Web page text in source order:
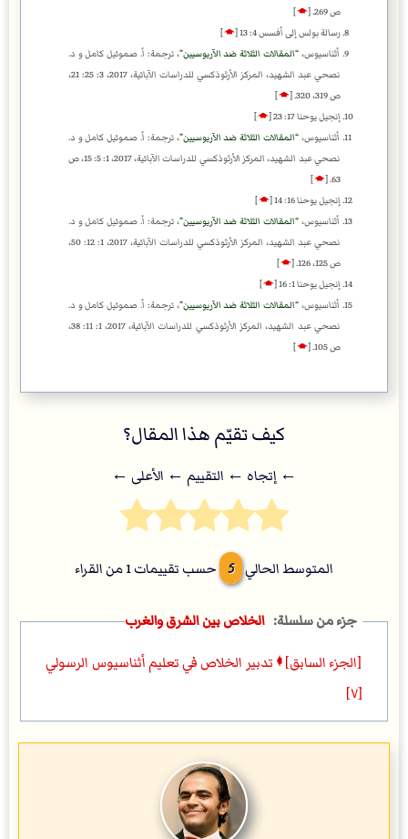
ص 269.
[
🡁
]
رسالة بولس إلى أفسس 4: 13
[
🡁
]
أثناسيوس، المقالات الثلاثة ضد الآريوسيين ، ترجمة: أ. صموئيل كامل و د.
نصحي عبد الشهيد، المركز الأرثوذكسي للدراسات الآبائية، 2017، 3: 25: 21،
ص 319، 320.
[
🡁
]
إنجيل يوحنا 17: 23
[
🡁
]
أثناسيوس، المقالات الثلاثة ضد الآريوسيين ، ترجمة: أ. صموئيل كامل و د.
نصحي عبد الشهيد، المركز الأرثوذكسي للدراسات الآبائية، 2017، 1: 5: 15، ص
63.
[
🡁
]
إنجيل يوحنا 16: 14
[
🡁
]
أثناسيوس، المقالات الثلاثة ضد الآريوسيين ، ترجمة: أ. صموئيل كامل و د.
نصحي عبد الشهيد، المركز الأرثوذكسي للدراسات الآبائية، 2017، 1: 12: 50،
ص 125، 126.
[
🡁
]
إنجيل يوحنا 1: 16
[
🡁
]
أثناسيوس، المقالات الثلاثة ضد الآريوسيين ، ترجمة: أ. صموئيل كامل و د.
نصحي عبد الشهيد، المركز الأرثوذكسي للدراسات الآبائية، 2017، 1: 11: 38،
ص 105.
[
🡁
]
كيف تقيّم هذا المقال؟
← إتجاه ← التقييم ← اﻷعلى ←
المتوسط الحالي 5 حسب تقييمات1من القراء
الخلاص بين الشرق والغرب
[الجزء السابق] 🠼 تدبير الخلاص في تعليم أثناسيوس الرسولي
[٧]